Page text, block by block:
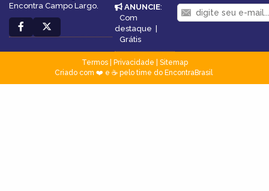
Encontra Campo Largo.
ANUNCIE:
Com
destaque |
Grátis
Termos| Privacidade
Sitemap
Criado com ❤️ e ☕ pelo time do EncontraBrasil